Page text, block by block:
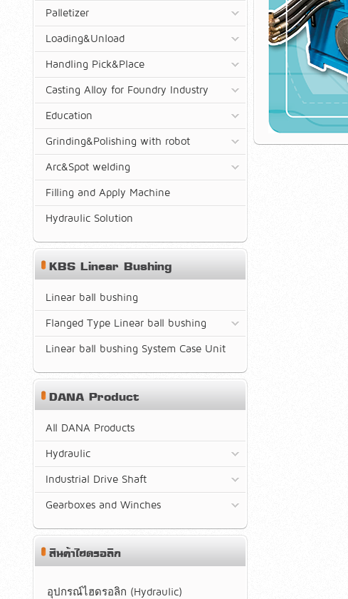
Palletizer
Loading&Unload
Handling Pick&Place
Casting Alloy for Foundry Industry
Education
Grinding&Polishing with robot
Arc&Spot welding
Filling and Apply Machine
Hydraulic Solution
KBS Linear Bushing
Linear ball bushing
Flanged Type Linear ball bushing
Linear ball bushing System Case Unit
DANA Product
All DANA Products
Hydraulic
Industrial Drive Shaft
Gearboxes and Winches
สินค้าไฮดรอลิก
อุปกรณ์ไฮดรอลิก (Hydraulic)